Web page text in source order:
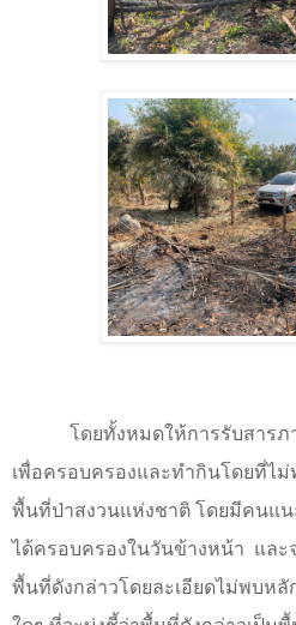
โดยทั้งหมดให้การรับสารภ
เพื่อครอบครองและทำกินโดยที่ไ
พื้นที่ป่าสงวนแห่งชาติ โดยมีคนแน
ได้ครอบครองในวันข้างหน้า และ
พื้นที่ดังกล่าวโดยละเอียดไม่พบห